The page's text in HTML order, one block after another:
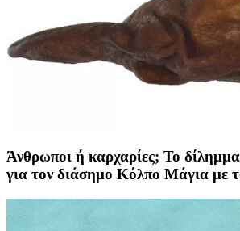
Άνθρωποι ή καρχαρίες; To
για τον διάσημο Κόλπο Μάγια με